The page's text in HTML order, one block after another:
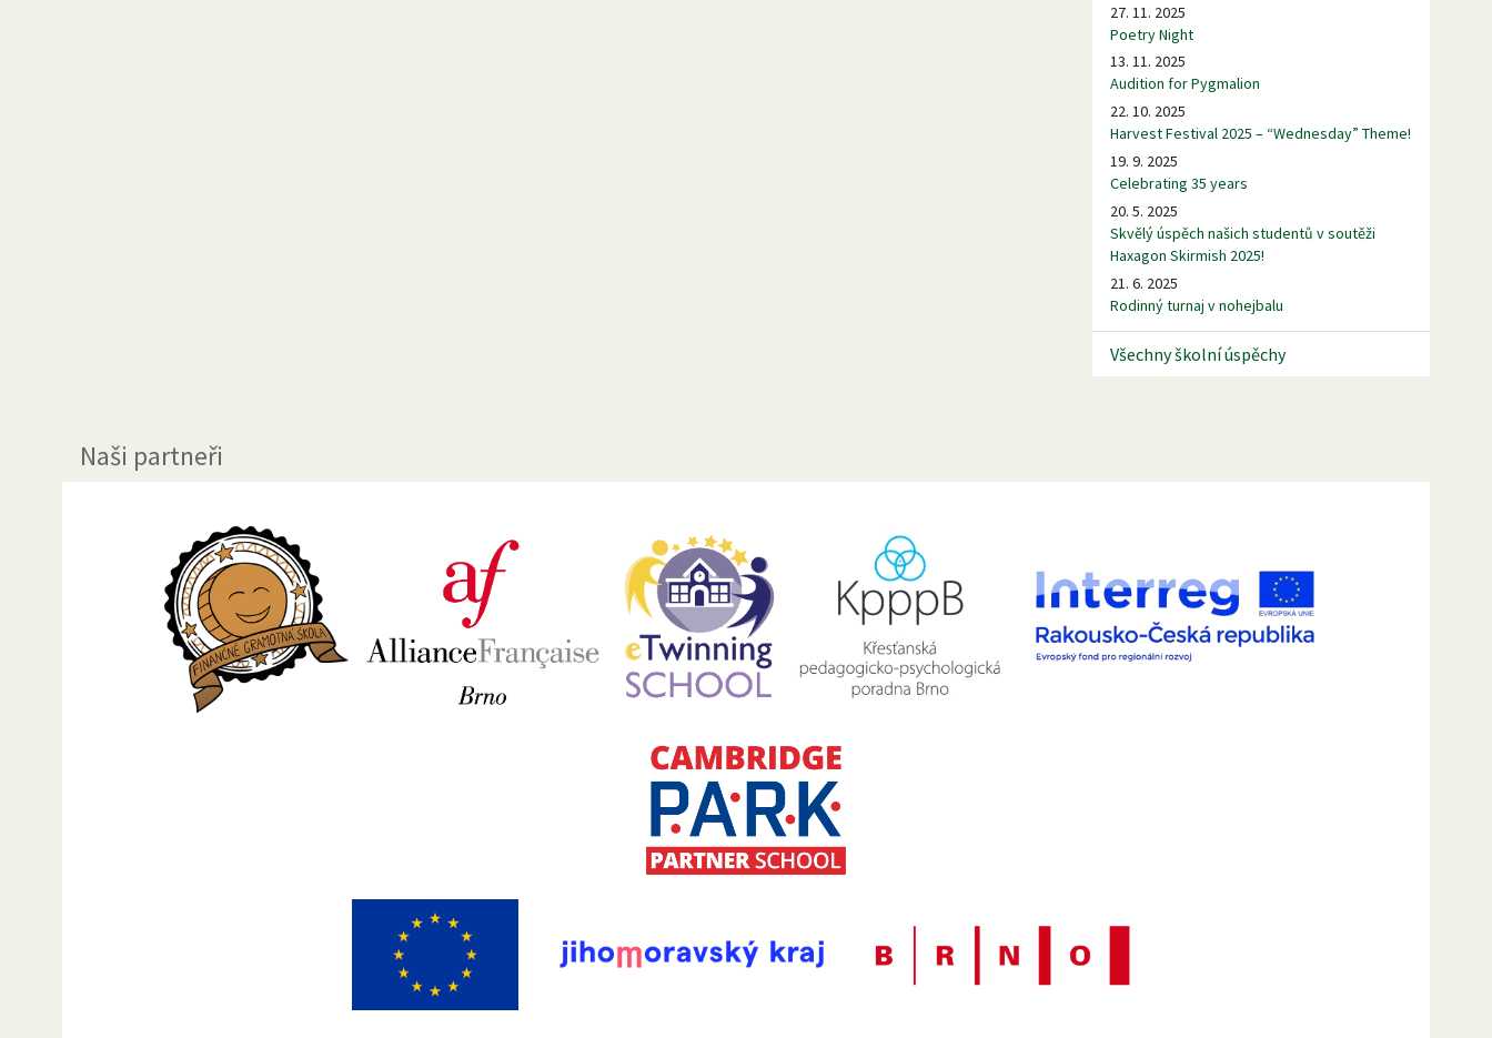
27. 11. 2025
Poetry Night
13. 11. 2025
Audition for Pygmalion
22. 10. 2025
Harvest Festival 2025 – “Wednesday” Theme!
19. 9. 2025
Celebrating 35 years
20. 5. 2025
Skvělý úspěch našich studentů v soutěži
Haxagon Skirmish 2025!
21. 6. 2025
Rodinný turnaj v nohejbalu
Všechny školní úspěchy
Naši partneři